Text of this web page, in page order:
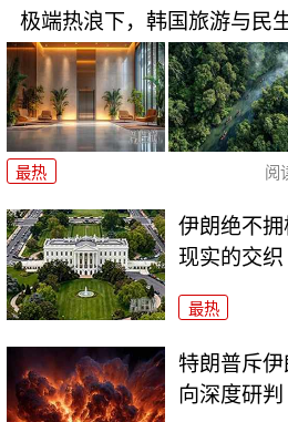
极端热浪下，韩国旅游与民
最热 阅
伊朗绝不
现实的交织
最热
特朗普斥
向深度研判